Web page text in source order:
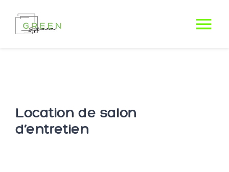
Location de salon
d’entretien